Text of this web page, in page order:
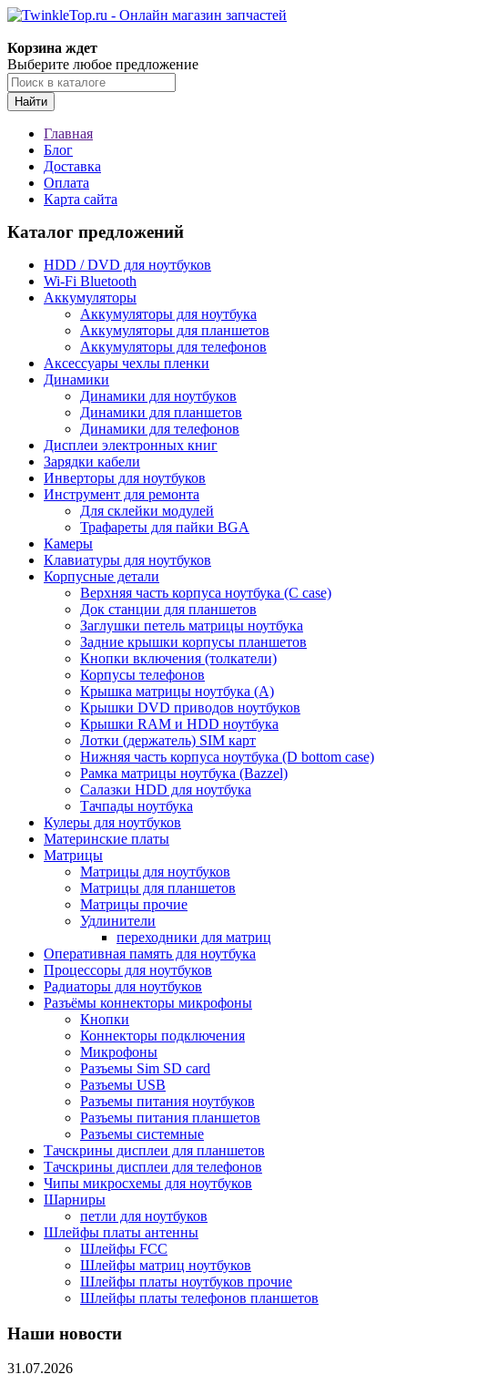
Корзина ждет
Выберите любое предложение
Найти
Главная
Блог
Доставка
Оплата
Карта сайта
Каталог предложений
HDD / DVD для ноутбуков
Wi-Fi Bluetooth
Аккумуляторы
Аккумуляторы для ноутбука
Аккумуляторы для планшетов
Аккумуляторы для телефонов
Аксессуары чехлы пленки
Динамики
Динамики для ноутбуков
Динамики для планшетов
Динамики для телефонов
Дисплеи электронных книг
Зарядки кабели
Инверторы для ноутбуков
Инструмент для ремонта
Для склейки модулей
Трафареты для пайки BGA
Камеры
Клавиатуры для ноутбуков
Корпусные детали
Верхняя часть корпуса ноутбука (С case)
Док станции для планшетов
Заглушки петель матрицы ноутбука
Задние крышки корпусы планшетов
Кнопки включения (толкатели)
Корпусы телефонов
Крышка матрицы ноутбука (A)
Крышки DVD приводов ноутбуков
Крышки RAM и HDD ноутбука
Лотки (держатель) SIM карт
Нижняя часть корпуса ноутбука (D bottom case)
Рамка матрицы ноутбука (Bazzel)
Салазки HDD для ноутбука
Тачпады ноутбука
Кулеры для ноутбуков
Материнские платы
Матрицы
Матрицы для ноутбуков
Матрицы для планшетов
Матрицы прочие
Удлинители
переходники для матриц
Оперативная память для ноутбука
Процессоры для ноутбуков
Радиаторы для ноутбуков
Разъёмы коннекторы микрофоны
Кнопки
Коннекторы подключения
Микрофоны
Разъемы Sim SD card
Разъемы USB
Разъемы питания ноутбуков
Разъемы питания планшетов
Разъемы системные
Тачскрины дисплеи для планшетов
Тачскрины дисплеи для телефонов
Чипы микросхемы для ноутбуков
Шарниры
петли для ноутбуков
Шлейфы платы антенны
Шлейфы FCC
Шлейфы матриц ноутбуков
Шлейфы платы ноутбуков прочие
Шлейфы платы телефонов планшетов
Наши новости
31.07.2026